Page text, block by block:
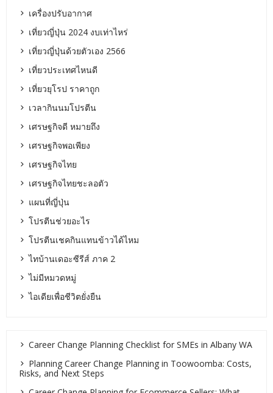
เครื่องปรับอากาศ
เที่ยวญี่ปุ่น 2024 งบเท่าไหร่
เที่ยวญี่ปุ่นด้วยตัวเอง 2566
เที่ยวประเทศไหนดี
เที่ยวยุโรป ราคาถูก
เวลากินนมโปรตีน
เศรษฐกิจดี หมายถึง
เศรษฐกิจพอเพียง
เศรษฐกิจไทย
เศรษฐกิจไทยชะลอตัว
แผนที่ญี่ปุ่น
โปรตีนช่วยอะไร
โปรตีนเชคกินแทนข้าวได้ไหม
ไทบ้านเดอะซีรีส์ ภาค 2
ไม่มีหมวดหมู่
ไอเดียเพื่อชีวิตยั่งยืน
Career Change Planning Checklist for SMEs in Albany WA
Planning Career Change Planning in Toowoomba: Costs,
Risks, and Next Steps